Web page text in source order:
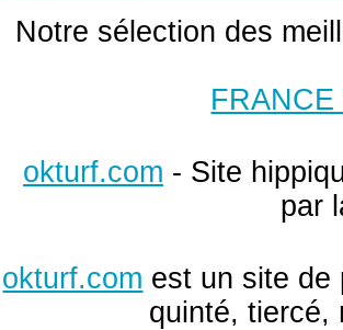
Notre sélection des
FRANCE
okturf.com - Site
par
okturf.com est un site de
quinté,